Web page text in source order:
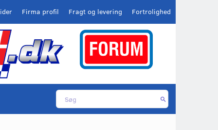
Fortrolighed
Fragt og levering
Firma profil